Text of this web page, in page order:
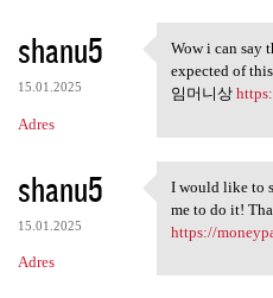
shanu5
15.01.2025
Adres
Wow i can
Wow i can say
expected of
임머니상
shanu5
15.01.2025
Adres
I would like
I would like to
me to do it!
https://